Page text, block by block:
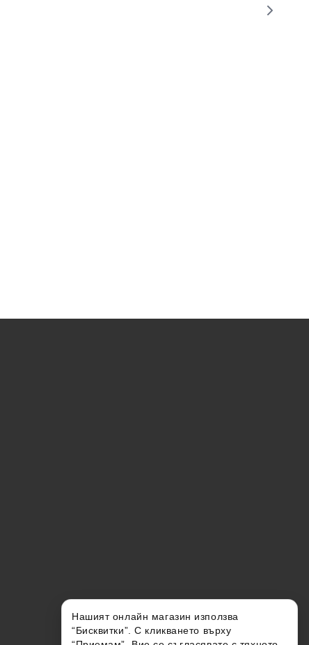
Нашият онлайн магазин използва
“Бисквитки”. С кликването върху